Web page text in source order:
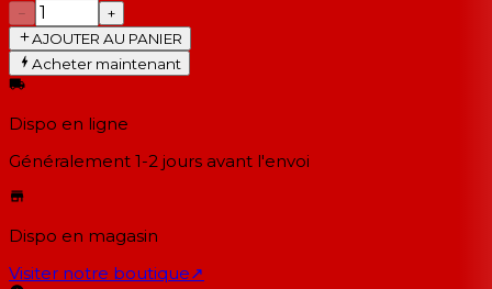
−
+
AJOUTER AU PANIER
Acheter maintenant
Dispo en ligne
Généralement 1-2 jours avant l'envoi
Dispo en magasin
Visiter notre boutique↗